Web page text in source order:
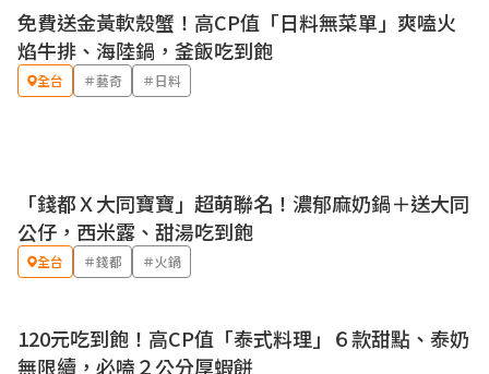
免費送金黃軟殼蟹！高CP值「日料無菜單」爽嗑火
焰牛排、海陸鍋，釜飯吃到飽
全台 ＃藝奇 ＃日料
「錢都Ｘ大同寶寶」超萌聯名！濃郁麻奶鍋＋送大同
公仔，西米露、甜湯吃到飽
全台 ＃錢都 ＃火鍋
120元吃到飽！高CP值「泰式料理」６款甜點、泰奶
無限續，必嗑２公分厚蝦餅